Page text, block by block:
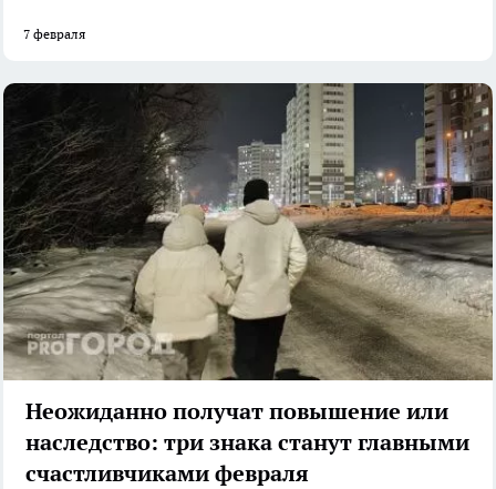
7 февраля
Неожиданно получат повышение или
наследство: три знака станут главными
счастливчиками февраля